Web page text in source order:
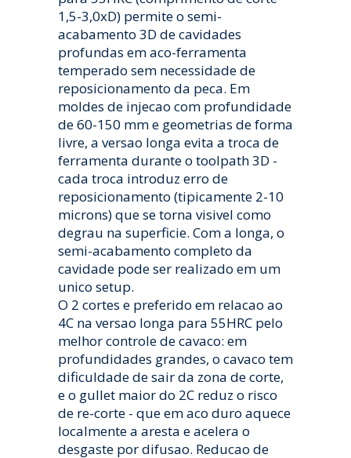
1,5-3,0xD) permite o semi-
acabamento 3D de cavidades
profundas em aco-ferramenta
temperado sem necessidade de
reposicionamento da peca. Em
moldes de injecao com profundidade
de 60-150 mm e geometrias de forma
livre, a versao longa evita a troca de
ferramenta durante o toolpath 3D -
cada troca introduz erro de
reposicionamento (tipicamente 2-10
microns) que se torna visivel como
degrau na superficie. Com a longa, o
semi-acabamento completo da
cavidade pode ser realizado em um
unico setup.
O 2 cortes e preferido em relacao ao
4C na versao longa para 55HRC pelo
melhor controle de cavaco: em
profundidades grandes, o cavaco tem
dificuldade de sair da zona de corte,
e o gullet maior do 2C reduz o risco
de re-corte - que em aco duro aquece
localmente a aresta e acelera o
desgaste por difusao. Reducao de